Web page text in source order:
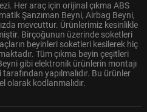
Her araç için orijinal çıkma ABS
Şanzıman Beyni, Airbag Beyni,
mevcuttur. Ürünlerimiz kesinlikle
Birçoğunun üzerinde soketleri
beyinleri soketleri kesilerek hiç
Tüm çıkma beyin çeşitleri
gibi elektronik ürünlerin montajı
yapılmalıdır. Bu ürünler
olarak kodlanmalıdır.